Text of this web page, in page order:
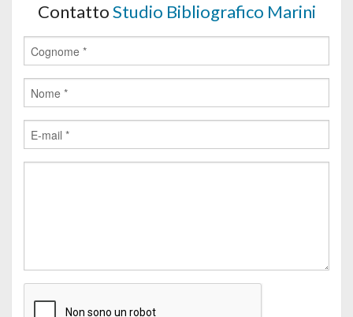
ContattoStudio Bibliografico Marini